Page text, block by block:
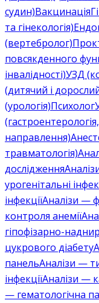
судин)Вакцинація
та гінекологія)
(вертебролог)
повсякденного
інвалідності)УЗД
(дитячий і
(урологія)Психолог
(гастроентерологія,
направлення)
травматологія)
дослідження
урогенітальні
інфекціїАналізи —
контроля анемії
гіпофізарно-
цукрового діабету
панельАналізи —
інфекціїАналізи —
— гематологічна